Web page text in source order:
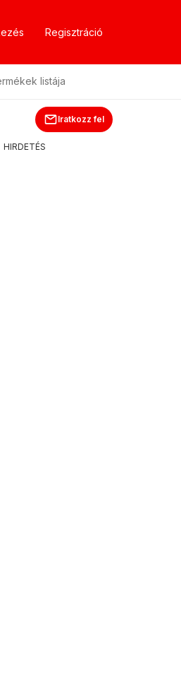
Regisztráció
listája
Iratkozz fel
HIRDETÉS